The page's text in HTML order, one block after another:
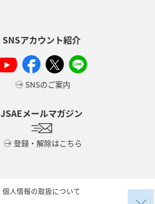
SNSアカウント紹介
SNSのご案内
JSAEメールマガジン
登録・解除はこちら
個人情報の取扱について